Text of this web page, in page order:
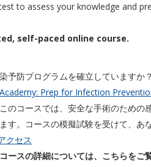
to assess your knowledge and
self-paced online course.
予防プログラムを確立していますか
Prep for Infection
のコースでは、安全な手術のための
す。コースの模擬試験を受けて、あ
クセス
ースの詳細については、こちらをご